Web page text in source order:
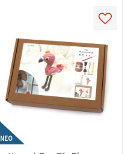
ΝΈΟ